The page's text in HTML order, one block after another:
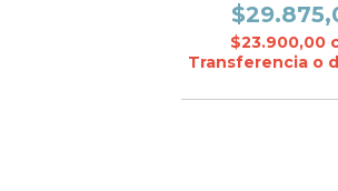
$23.900,00
Transferencia o